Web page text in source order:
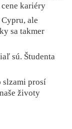
kariéry
ale
sa takmer
sú. Študenta
slzami prosí
životy